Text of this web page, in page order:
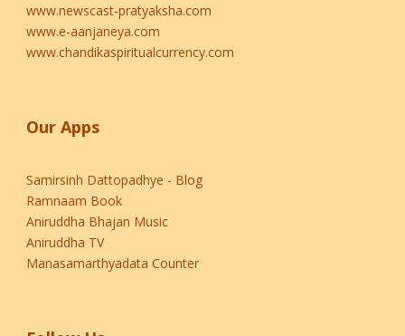
www.newscast-pratyaksha.com
www.e-aanjaneya.com
www.chandikaspiritualcurrency.com
Our Apps
Samirsinh Dattopadhye - Blog
Ramnaam Book
Aniruddha Bhajan Music
Aniruddha TV
Manasamarthyadata Counter